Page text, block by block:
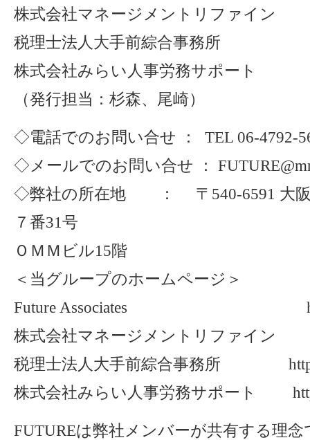
株式会社マネージメントリファイン
税理士法人大手前綜合事務所
株式会社みらい人事労務サポート
（発行担当：杉森、尾崎）
◇電話でのお問い合せ ： TEL 06-4792-
◇メールでのお問い合せ ：
◇弊社の所在地 ： 〒540-6591 大阪
７番31号
ＯＭＭビル15階
＜当グループのホームページ＞
Future Associates
株式会社マネージメントリファイン
税理士法人大手前綜合事務所 http://
株式会社みらい人事労務サポート
FUTUREは弊社メンバーが共有する理念